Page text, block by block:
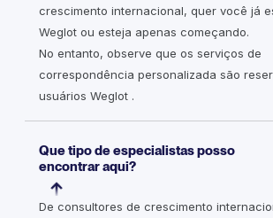
crescimento internacional, quer você já
Weglot ou esteja apenas começando.
No entanto, observe que os serviços de
correspondência personalizada são
usuários Weglot .
Que tipo de especialistas posso
encontrar aqui?
De consultores de crescimento